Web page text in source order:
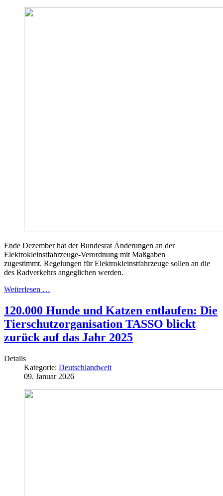
Ende Dezember hat der Bundesrat Änderungen an der
Elektrokleinstfahrzeuge-Verordnung mit Maßgaben
zugestimmt. Regelungen für Elektrokleinstfahrzeuge sollen an die
des Radverkehrs angeglichen werden.
Weiterlesen …
120.000 Hunde und Katzen entlaufen: Die
Tierschutzorganisation TASSO blickt
zurück auf das Jahr 2025
Details
Kategorie: Deutschlandweit
09. Januar 2026